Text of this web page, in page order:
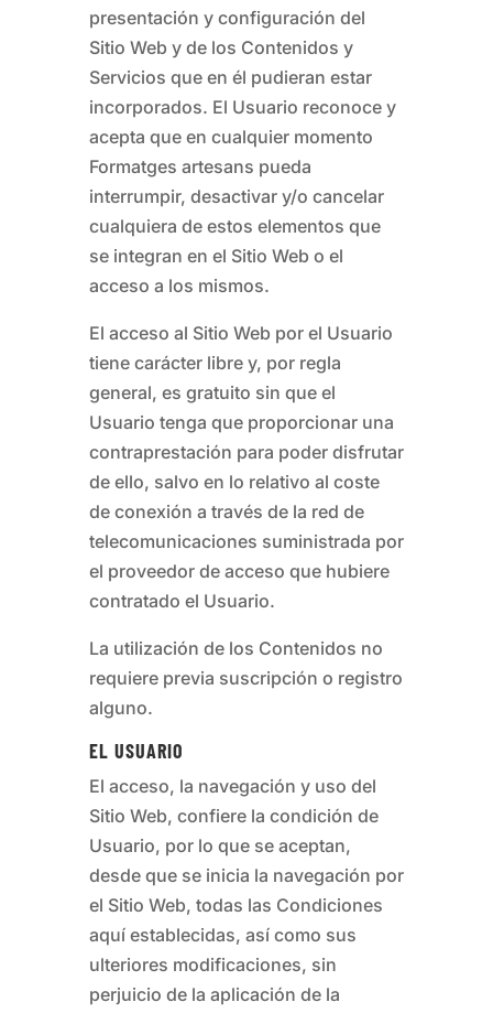
presentación y configuración del
Sitio Web y de los Contenidos y
Servicios que en él pudieran estar
incorporados. El Usuario reconoce y
acepta que en cualquier momento
Formatges artesans pueda
interrumpir, desactivar y/o cancelar
cualquiera de estos elementos que
se integran en el Sitio Web o el
acceso a los mismos.
El acceso al Sitio Web por el Usuario
tiene carácter libre y, por regla
general, es gratuito sin que el
Usuario tenga que proporcionar una
contraprestación para poder disfrutar
de ello, salvo en lo relativo al coste
de conexión a través de la red de
telecomunicaciones suministrada por
el proveedor de acceso que hubiere
contratado el Usuario.
La utilización de los Contenidos no
requiere previa suscripción o registro
alguno.
EL USUARIO
El acceso, la navegación y uso del
Sitio Web, confiere la condición de
Usuario, por lo que se aceptan,
desde que se inicia la navegación por
el Sitio Web, todas las Condiciones
aquí establecidas, así como sus
ulteriores modificaciones, sin
perjuicio de la aplicación de la